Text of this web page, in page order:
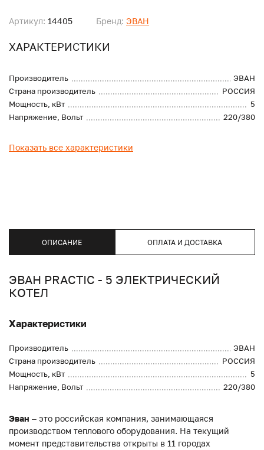
Артикул: 14405 Бренд: ЭВАН
ХАРАКТЕРИСТИКИ
Производитель
ЭВАН
Страна производитель
РОССИЯ
Мощность, кВт
5
Напряжение, Вольт
220/380
Показать все характеристики
ОПИСАНИЕ ОПЛАТА И ДОСТАВКА
ЭВАН PRACTIC - 5 ЭЛЕКТРИЧЕСКИЙ
КОТЕЛ
Характеристики
Производитель
ЭВАН
Страна производитель
РОССИЯ
Мощность, кВт
5
Напряжение, Вольт
220/380
Эван – это российская компания, занимающаяся
производством теплового оборудования. На текущий
момент представительства открыты в 11 городах